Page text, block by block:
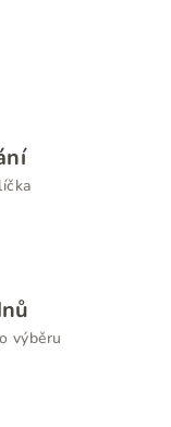
výběru